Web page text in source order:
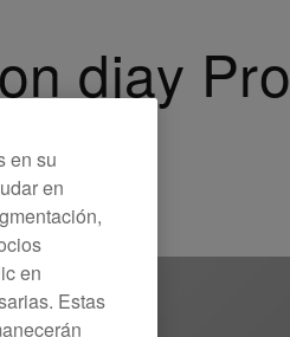
djay Pro
en su
en
en
Estas